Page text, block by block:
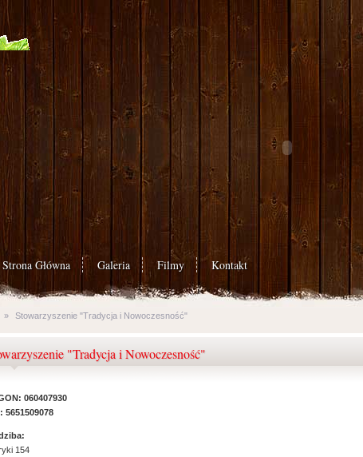
Strona Główna Galeria Filmy Kontakt
» Stowarzyszenie "Tradycja i Nowoczesność"
"Tradycja i Nowoczesność"
060407930
5651509078
154